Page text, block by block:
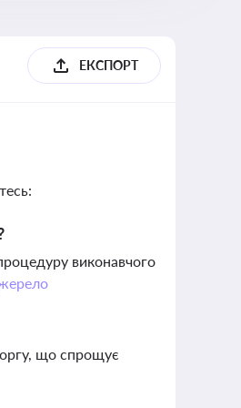
ЕКСПОРТ
виконавчого
що спрощує